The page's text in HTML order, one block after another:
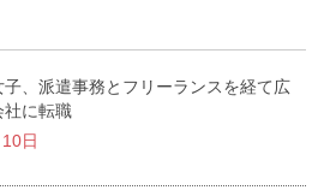
子、派遣事務とフリーランスを経て広
社に転職
日